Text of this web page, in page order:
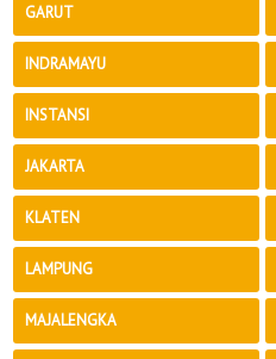
GARUT
INDRAMAYU
INSTANSI
JAKARTA
KLATEN
LAMPUNG
MAJALENGKA